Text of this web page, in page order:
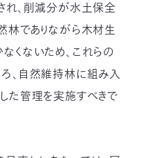
れ、削減分が水土保全
林でありながら木材生
くないため、これらの
、自然維持林に組み入
た管理を実施すべきで